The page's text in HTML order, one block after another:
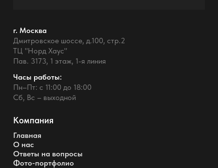
г. Москва
Дмитровское шоссе, д.100, стр.2
ТЦ "Норд Хаус"
Пав. 3173, 1 этаж, 1-я линия
Часы работы:
Пн–Пт: с 11:00 до 18:00
Сб, Вс – выходной
Компания
Главная
О нас
Ответы на вопросы
Фото-портфолио